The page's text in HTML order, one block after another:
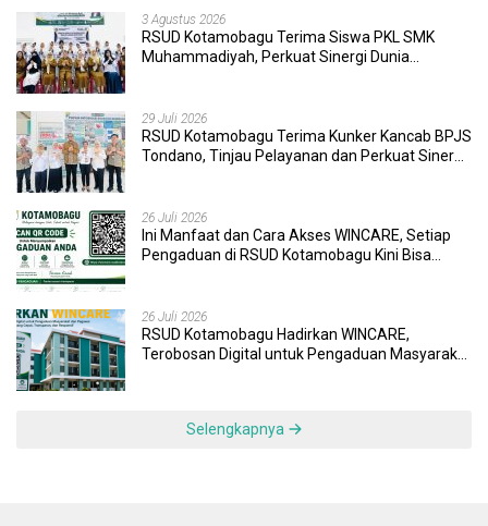
3 Agustus 2026
RSUD Kotamobagu Terima Siswa PKL SMK
Muhammadiyah, Perkuat Sinergi Dunia
29 Juli 2026
RSUD Kotamobagu Terima Kunker Kancab BPJS
Tondano, Tinjau Pelayanan dan Perkuat Sinergi
26 Juli 2026
Ini Manfaat dan Cara Akses WINCARE, Setiap
Pengaduan di RSUD Kotamobagu Kini Bisa
26 Juli 2026
RSUD Kotamobagu Hadirkan WINCARE,
Terobosan Digital untuk Pengaduan Masyarakat
Selengkapnya